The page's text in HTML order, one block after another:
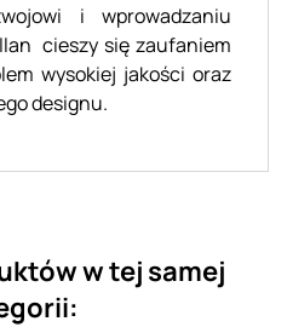
i wprowadzaniu
cieszy się zaufaniem
wysokiej jakości oraz
designu.
w tej samej